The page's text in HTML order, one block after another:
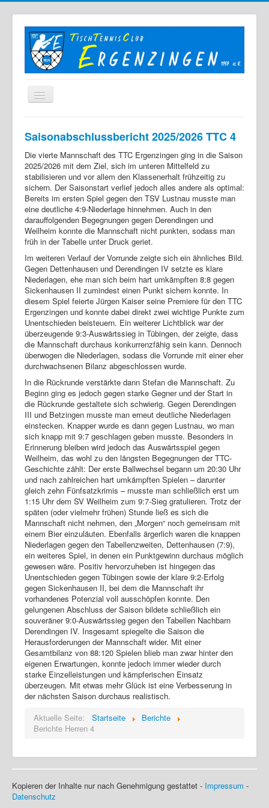
Der TTC
Mannschaften
Berichte
Bilder
Links
Sonstiges
Archiv
Login
Saisonabschlussbericht 2025/2026 TTC 4
Die vierte Mannschaft des TTC Ergenzingen ging in die Saison
2025/2026 mit dem Ziel, sich im unteren Mittelfeld zu
stabilisieren und vor allem den Klassenerhalt frühzeitig zu
sichern. Der Saisonstart verlief jedoch alles andere als optimal:
Bereits im ersten Spiel gegen den TSV Lustnau musste man
eine deutliche 4:9-Niederlage hinnehmen. Auch in den
darauffolgenden Begegnungen gegen Derendingen und
Weilheim konnte die Mannschaft nicht punkten, sodass man
früh in der Tabelle unter Druck geriet.
Im weiteren Verlauf der Vorrunde zeigte sich ein ähnliches Bild.
Gegen Dettenhausen und Derendingen IV setzte es klare
Niederlagen, ehe man sich beim hart umkämpften 8:8 gegen
Sickenhausen II zumindest einen Punkt sichern konnte. In
diesem Spiel feierte Jürgen Kaiser seine Premiere für den TTC
Ergenzingen und konnte dabei direkt zwei wichtige Punkte zum
Unentschieden beisteuern. Ein weiterer Lichtblick war der
überzeugende 9:3-Auswärtssieg in Tübingen, der zeigte, dass
die Mannschaft durchaus konkurrenzfähig sein kann. Dennoch
überwogen die Niederlagen, sodass die Vorrunde mit einer eher
durchwachsenen Bilanz abgeschlossen wurde.
In die Rückrunde verstärkte dann Stefan die Mannschaft. Zu
Beginn ging es jedoch gegen starke Gegner und der Start in
die Rückrunde gestaltete sich schwierig. Gegen Derendingen
III und Betzingen musste man erneut deutliche Niederlagen
einstecken. Knapper wurde es dann gegen Lustnau, wo man
sich knapp mit 9:7 geschlagen geben musste. Besonders in
Erinnerung bleiben wird jedoch das Auswärtsspiel gegen
Weilheim, das wohl zu den längsten Begegnungen der TTC-
Geschichte zählt: Der erste Ballwechsel begann um 20:30 Uhr
und nach zahlreichen hart umkämpften Spielen – darunter
gleich zehn Fünfsatzkrimis – musste man schließlich erst um
1:15 Uhr dem SV Weilheim zum 9:7-Sieg gratulieren. Trotz der
späten (oder vielmehr frühen) Stunde ließ es sich die
Mannschaft nicht nehmen, den „Morgen“ noch gemeinsam mit
einem Bier einzuläuten. Ebenfalls ärgerlich waren die knappen
Niederlagen gegen den Tabellenzweiten, Dettenhausen (7:9),
ein weiteres Spiel, in denen ein Punktgewinn durchaus möglich
gewesen wäre. Positiv hervorzuheben ist hingegen das
Unentschieden gegen Tübingen sowie der klare 9:2-Erfolg
gegen Sickenhausen II, bei dem die Mannschaft ihr
vorhandenes Potenzial voll ausschöpfen konnte. Den
gelungenen Abschluss der Saison bildete schließlich ein
souveräner 9:0-Auswärtssieg gegen den Tabellen Nachbarn
Derendingen IV. Insgesamt spiegelte die Saison die
Herausforderungen der Mannschaft wider. Mit einer
Gesamtbilanz von 88:120 Spielen blieb man zwar hinter den
eigenen Erwartungen, konnte jedoch immer wieder durch
starke Einzelleistungen und kämpferischen Einsatz
überzeugen. Mit etwas mehr Glück ist eine Verbesserung in
der nächsten Saison durchaus realistisch.
Aktuelle Seite:
Startseite
Berichte
Berichte Herren 4
Kopieren der Inhalte nur nach Genehmigung gestattet - Impressum -
Datenschutz